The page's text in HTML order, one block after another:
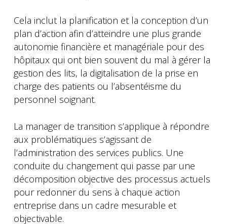
Cela inclut la planification et la conception d’un
plan d’action afin d’atteindre une plus grande
autonomie financière et managériale pour des
hôpitaux qui ont bien souvent du mal à gérer la
gestion des lits, la digitalisation de la prise en
charge des patients ou l’absentéisme du
personnel soignant.
La manager de transition s’applique à répondre
aux problématiques s’agissant de
l’administration des services publics. Une
conduite du changement qui passe par une
décomposition objective des processus actuels
pour redonner du sens à chaque action
entreprise dans un cadre mesurable et
objectivable.